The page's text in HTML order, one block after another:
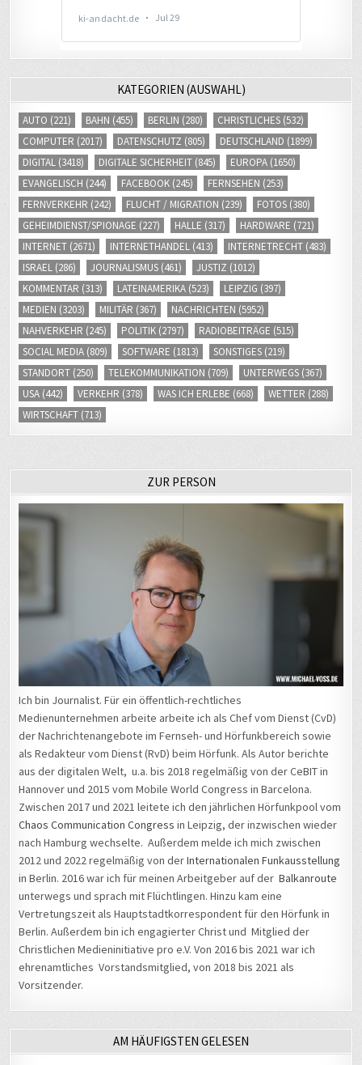
KATEGORIEN (AUSWAHL)
AUTO (221) BAHN (455) BERLIN (280) CHRISTLICHES (532)
COMPUTER (2017) DATENSCHUTZ (805) DEUTSCHLAND (1899)
DIGITAL (3418) DIGITALE SICHERHEIT (845) EUROPA (1650)
EVANGELISCH (244) FACEBOOK (245) FERNSEHEN (253)
FERNVERKEHR (242) FLUCHT / MIGRATION (239) FOTOS (380)
GEHEIMDIENST/SPIONAGE (227) HALLE (317) HARDWARE (721)
INTERNET (2671) INTERNETHANDEL (413) INTERNETRECHT (483)
ISRAEL (286) JOURNALISMUS (461) JUSTIZ (1012)
KOMMENTAR (313) LATEINAMERIKA (523) LEIPZIG (397)
MEDIEN (3203) MILITÄR (367) NACHRICHTEN (5952)
NAHVERKEHR (245) POLITIK (2797) RADIOBEITRÄGE (515)
SOCIAL MEDIA (809) SOFTWARE (1813) SONSTIGES (219)
STANDORT (250) TELEKOMMUNIKATION (709) UNTERWEGS (367)
USA (442) VERKEHR (378) WAS ICH ERLEBE (668) WETTER (288)
WIRTSCHAFT (713)
ZUR PERSON
Ich bin Journalist. Für ein öffentlich-rechtliches
Medienunternehmen arbeite arbeite ich als Chef vom Dienst (CvD)
der Nachrichtenangebote im Fernseh- und Hörfunkbereich sowie
als Redakteur vom Dienst (RvD) beim Hörfunk. Als Autor berichte
aus der digitalen Welt, u.a. bis 2018 regelmäßig von der CeBIT in
Hannover und 2015 vom Mobile World Congress in Barcelona.
Zwischen 2017 und 2021 leitete ich den jährlichen Hörfunkpool vom
Chaos Communication Congress in Leipzig, der inzwischen wieder
nach Hamburg wechselte. Außerdem melde ich mich zwischen
2012 und 2022 regelmäßig von derInternationalen Funkausstellung
in Berlin. 2016 war ich für meinen Arbeitgeber auf derBalkanroute
unterwegs und sprach mit Flüchtlingen. Hinzu kam eine
Vertretungszeit als Hauptstadtkorrespondent für den Hörfunk in
Berlin. Außerdem bin ich engagierter Christ und Mitglied der
Christlichen Medieninitiative pro e.V. Von 2016 bis 2021 war ich
ehrenamtliches Vorstandsmitglied, von 2018 bis 2021 als
Vorsitzender.
AM HÄUFIGSTEN GELESEN